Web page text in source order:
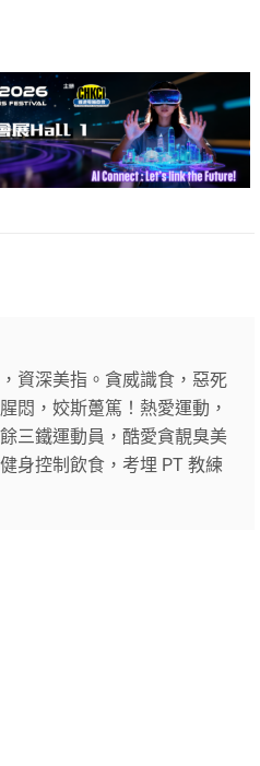
資深美指。貪威識食，惡死
悶，姣斯躉篤！熱愛運動，
三鐵運動員，酷愛貪靚臭美
身控制飲食，考埋 PT 教練